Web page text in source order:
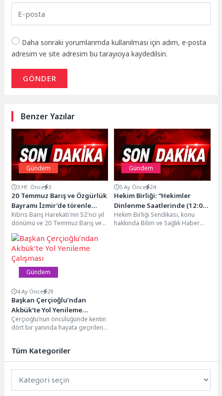
Daha sonraki yorumlarımda kullanılması için adım, e-posta
adresim ve site adresim bu tarayıcıya kaydedilsin.
GÖNDER
Benzer Yazılar
Gündem
3 Hf. Önce 3
20 Temmuz Barış ve Özgürlük
Bayramı İzmir’de törenle
kutlandı
Kıbrıs Barış Harekatı'nın 52'nci yıl
dönümü ve 20 Temmuz Barış ve
Özgürlük Bayramı Cumhuriyet
Meydanı'nda...
Gündem
5 Ay Önce 24
Hekim Birliği: “Hekimler
Dinlenme Saatlerinde (12:00-
13:00) Çalıştırılmasın!
Hekim Birliği Sendikası, konu
hakkında Bilim ve Sağlık Haber
Gündem
4 Ay Önce 29
Başkan Çerçioğlu’ndan
Akbük’te Yol Yenileme
Çalışması
Çerçioğlu’nun öncülüğünde kentin
dört bir yanında hayata geçirilen
Tüm Kategoriler